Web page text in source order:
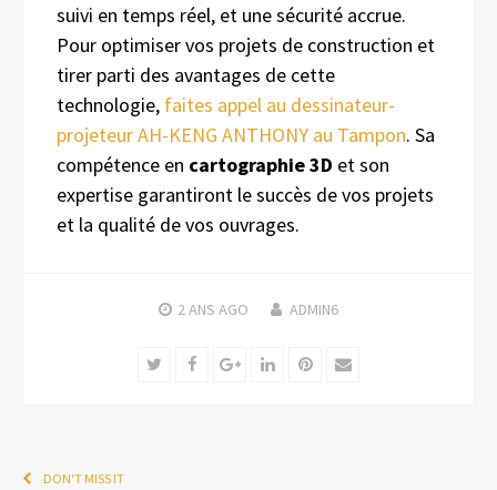
suivi en temps réel, et une sécurité accrue.
Pour optimiser vos projets de construction et
tirer parti des avantages de cette
technologie, faites appel au dessinateur-
projeteur AH-KENG ANTHONY au Tampon. Sa
compétence en cartographie 3D et son
expertise garantiront le succès de vos projets
et la qualité de vos ouvrages.
2 ANS AGO ADMIN6
TwitterFacebookGoogle+LinkedInPinterest
Email
DON'T MISS IT